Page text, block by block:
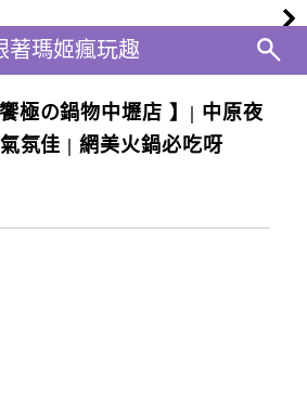
瘋玩趣
著瑪姬瘋玩趣
極の鍋物中壢店 】| 中原夜
氛佳 | 網美火鍋必吃呀